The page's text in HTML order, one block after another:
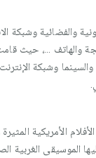
والفضائية وشبكة
والهاتف ...، حيث
وشبكة
الأمريكية
الموسيقى الغربية